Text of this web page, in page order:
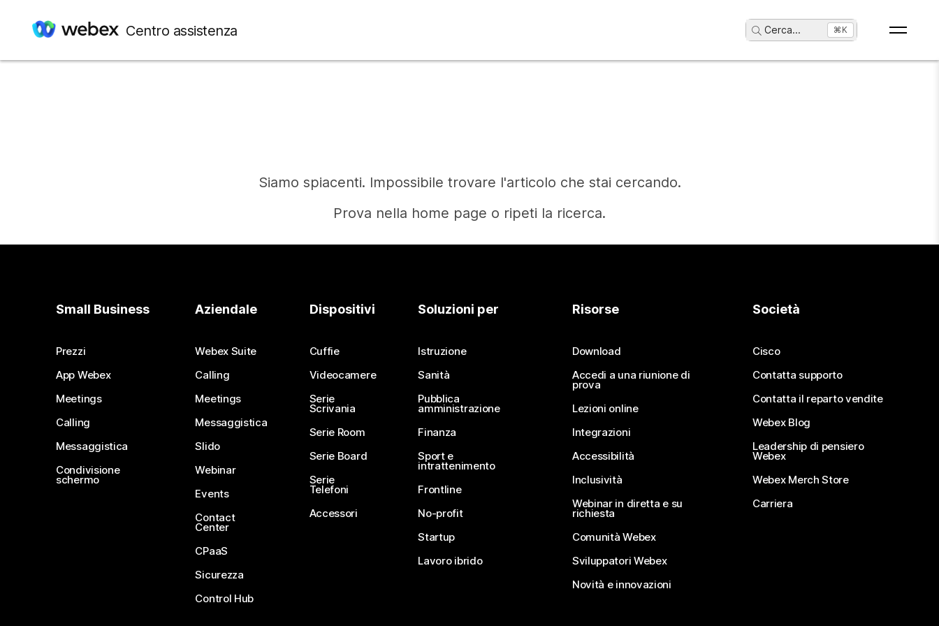
Centro assistenza Cerca... ⌘K
Siamo spiacenti. Impossibile trovare l'articolo che stai cercando.
Prova nella home page o ripeti la ricerca.
Occorre una risposta?
Invia una domanda
Small Business
Prezzi
App Webex
Meetings
Calling
Messaggistica
Condivisione
schermo
Aziendale
Webex Suite
Calling
Meetings
Messaggistica
Slido
Webinar
Events
Contact
Center
CPaaS
Sicurezza
Control Hub
Dispositivi
Cuffie
Videocamere
Serie
Scrivania
Serie Room
Serie Board
Serie
Telefoni
Accessori
Soluzioni per
Istruzione
Sanità
Pubblica
amministrazione
Finanza
Sport e
intrattenimento
Frontline
No-profit
Startup
Lavoro ibrido
Risorse
Download
Accedi a una riunione di
prova
Lezioni online
Integrazioni
Accessibilità
Inclusività
Webinar in diretta e su
richiesta
Comunità Webex
Sviluppatori Webex
Novità e innovazioni
Società
Cisco
Contatta supporto
Contatta il reparto vendite
Webex Blog
Leadership di pensiero
Webex
Webex Merch Store
Carriera